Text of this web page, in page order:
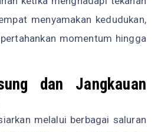
menyamakan kedudukan,
momentum hingga
dan Jangkauan
melalui berbagai saluran